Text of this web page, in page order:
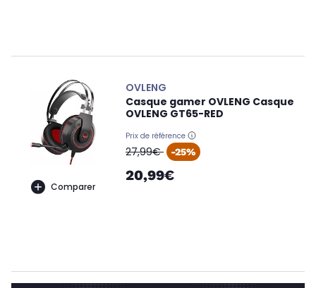
Comparer
OVLENG
Casque gamer OVLENG Casque
OVLENG GT65-RED
Prix de référence
oldPrice
27,99€ -25%
20,99€